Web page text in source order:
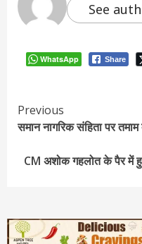
See
WhatsApp Share
Continue
Reading
Previous
समान नागरिक संहिता पर
CM अशोक गहलोत के पैर में